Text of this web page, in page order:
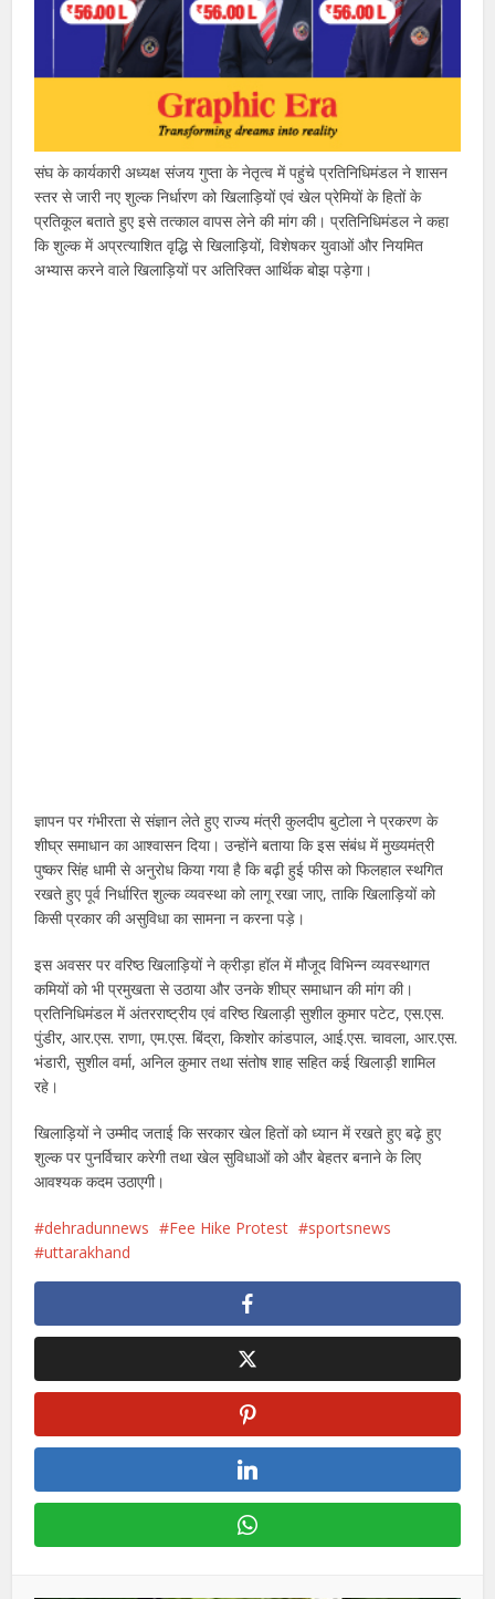
संघ के कार्यकारी अध्यक्ष संजय गुप्ता के नेतृत्व में पहुंचे प्रतिनिधिमंडल ने शासन
स्तर से जारी नए शुल्क निर्धारण को खिलाड़ियों एवं खेल प्रेमियों के हितों के
प्रतिकूल बताते हुए इसे तत्काल वापस लेने की मांग की। प्रतिनिधिमंडल ने कहा
कि शुल्क में अप्रत्याशित वृद्धि से खिलाड़ियों, विशेषकर युवाओं और नियमित
अभ्यास करने वाले खिलाड़ियों पर अतिरिक्त आर्थिक बोझ पड़ेगा।
ज्ञापन पर गंभीरता से संज्ञान लेते हुए राज्य मंत्री कुलदीप बुटोला ने प्रकरण के
शीघ्र समाधान का आश्वासन दिया। उन्होंने बताया कि इस संबंध में मुख्यमंत्री
पुष्कर सिंह धामी से अनुरोध किया गया है कि बढ़ी हुई फीस को फिलहाल स्थगित
रखते हुए पूर्व निर्धारित शुल्क व्यवस्था को लागू रखा जाए, ताकि खिलाड़ियों को
किसी प्रकार की असुविधा का सामना न करना पड़े।
इस अवसर पर वरिष्ठ खिलाड़ियों ने क्रीड़ा हॉल में मौजूद विभिन्न व्यवस्थागत
कमियों को भी प्रमुखता से उठाया और उनके शीघ्र समाधान की मांग की।
प्रतिनिधिमंडल में अंतरराष्ट्रीय एवं वरिष्ठ खिलाड़ी सुशील कुमार पटेट, एस.एस.
पुंडीर, आर.एस. राणा, एम.एस. बिंद्रा, किशोर कांडपाल, आई.एस. चावला, आर.एस.
भंडारी, सुशील वर्मा, अनिल कुमार तथा संतोष शाह सहित कई खिलाड़ी शामिल
रहे।
खिलाड़ियों ने उम्मीद जताई कि सरकार खेल हितों को ध्यान में रखते हुए बढ़े हुए
शुल्क पर पुनर्विचार करेगी तथा खेल सुविधाओं को और बेहतर बनाने के लिए
आवश्यक कदम उठाएगी।
dehradunnews Fee Hike Protest
sportsnews
uttarakhand